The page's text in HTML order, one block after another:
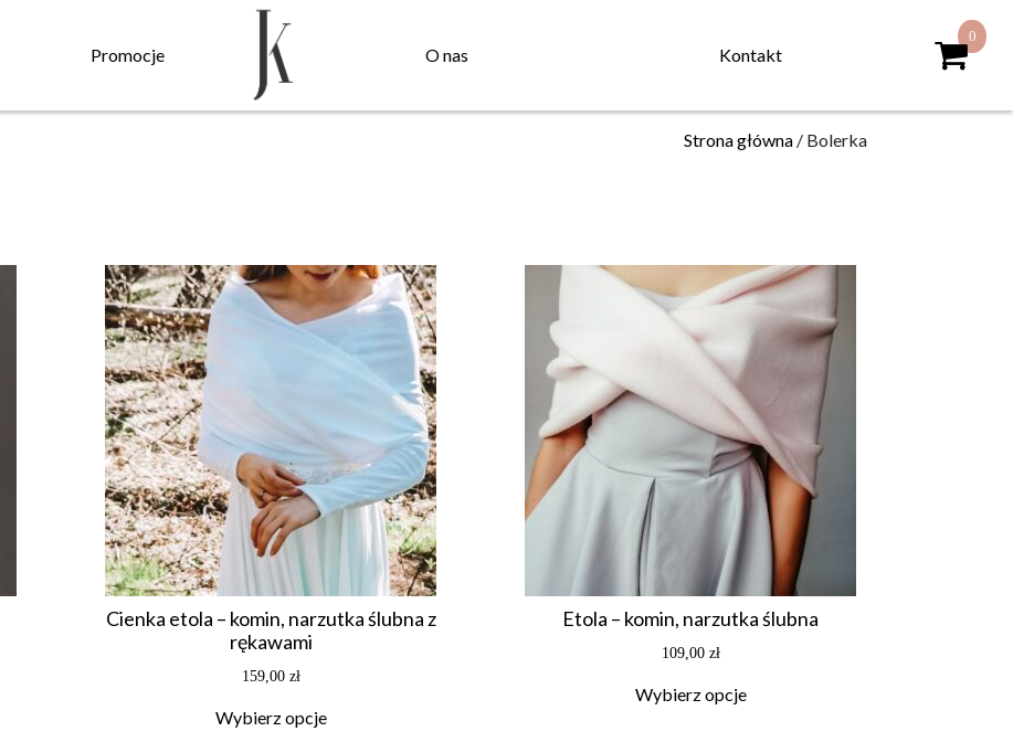
Promocje O nas Kontakt
Strona główna / Bolerka
Cienka etola – komin, narzutka ślubna z
rękawami
159,00 zł
Wybierz opcje
Etola – komin, narzutka ślubna
109,00 zł
Wybierz opcje